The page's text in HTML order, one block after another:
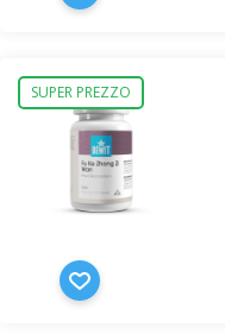
SUPER PREZZO